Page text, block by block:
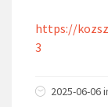
https://
3
2025-06-06